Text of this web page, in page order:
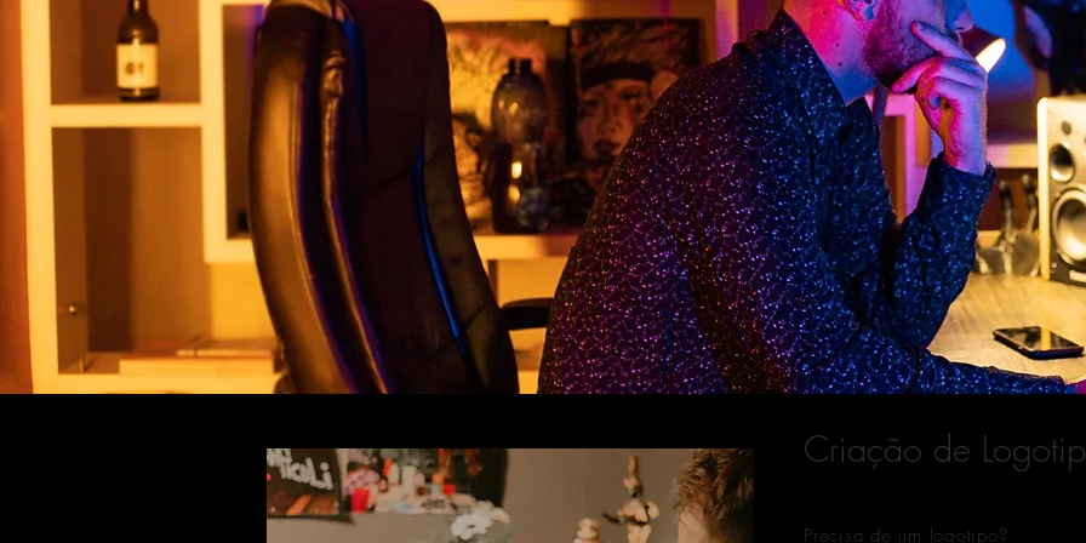
Criação de
Precisa de um logotipo?